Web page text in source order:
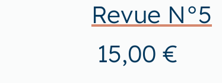
Revue N°5
15,00 €